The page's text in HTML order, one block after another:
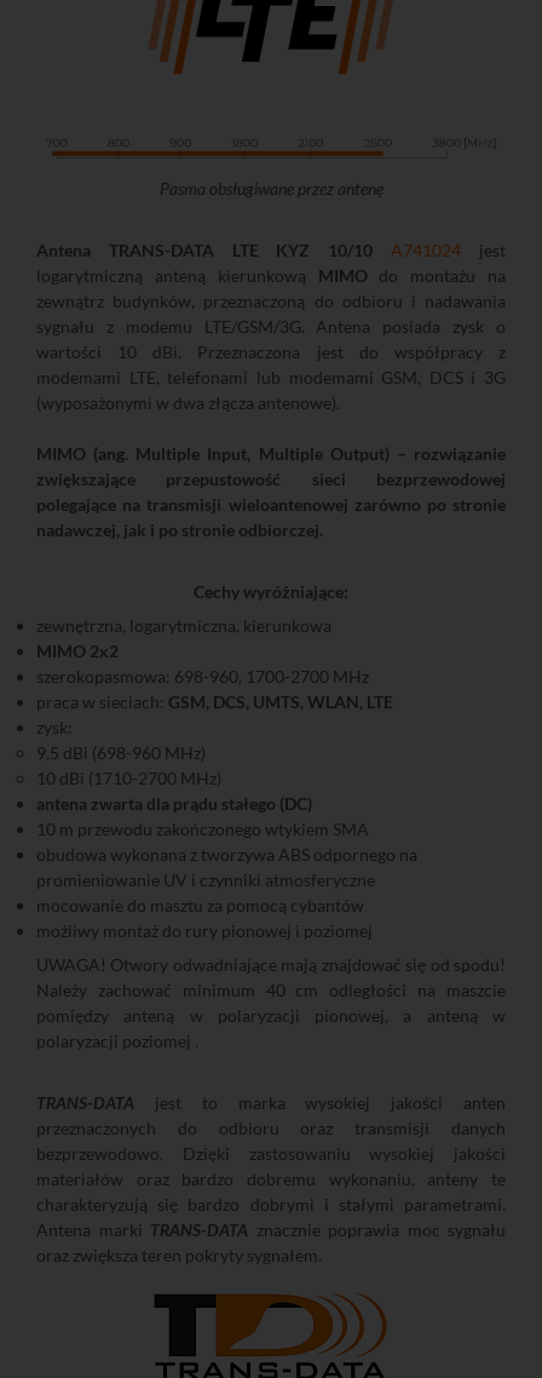
Pasma obsługiwane przez antenę
Antena TRANS-DATA LTE KYZ 10/10 A741024 jest
logarytmiczną anteną kierunkową MIMOdo montażu na
zewnątrz budynków, przeznaczoną do odbioru i nadawania
sygnału z modemu LTE/GSM/3G. Antena posiada zysk o
wartości 10 dBi. Przeznaczona jest do współpracy z
modemami LTE, telefonami lub modemami GSM, DCS i 3G
(wyposażonymi w dwa złącza antenowe).
MIMO (ang. Multiple Input, Multiple Output) – rozwiązanie
zwiększające przepustowość sieci bezprzewodowej
polegające na transmisji wieloantenowej zarówno po stronie
nadawczej, jak i po stronie odbiorczej.
Cechy wyróżniające:
zewnętrzna, logarytmiczna, kierunkowa
MIMO 2x2
szerokopasmowa: 698-960, 1700-2700 MHz
praca w sieciach: GSM, DCS, UMTS, WLAN, LTE
zysk:
9,5 dBi (698-960 MHz)
10 dBi (1710-2700 MHz)
antena zwarta dla prądu stałego (DC)
10 m przewodu zakończonego wtykiem SMA
obudowa wykonana z tworzywa ABS odpornego na
promieniowanie UV i czynniki atmosferyczne
mocowanie do masztu za pomocą cybantów
możliwy montaż do rury pionowej i poziomej
UWAGA! Otwory odwadniające mają znajdować się od spodu!
Należy zachować minimum 40 cm odległości na maszcie
pomiędzy anteną w polaryzacji pionowej, a anteną w
polaryzacji poziomej .
TRANS-DATA jest to marka wysokiej jakości anten
przeznaczonych do odbioru oraz transmisji danych
bezprzewodowo. Dzięki zastosowaniu wysokiej jakości
materiałów oraz bardzo dobremu wykonaniu, anteny te
charakteryzują się bardzo dobrymi i stałymi parametrami.
Antena marki TRANS-DATA znacznie poprawia moc sygnału
oraz zwiększa teren pokryty sygnałem.